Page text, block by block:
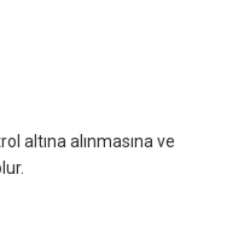
altına alınmasına ve